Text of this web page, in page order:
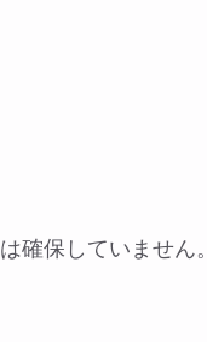
確保していません。